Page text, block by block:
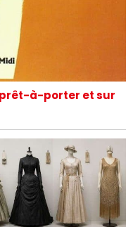
prêt-à-porter et sur